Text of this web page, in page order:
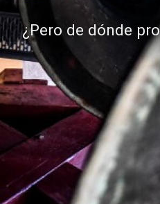
¿Pero de dónde